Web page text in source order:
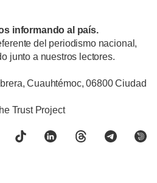
informando al país.
del periodismo nacional,
junto a nuestros lectores.
Cuauhtémoc, 06800 Ciudad
Trust Project